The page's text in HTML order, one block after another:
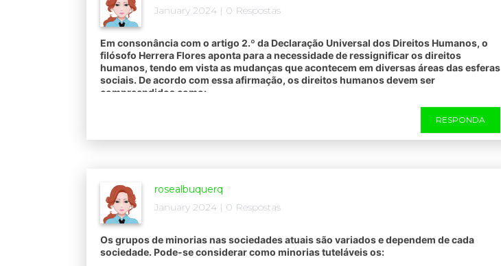
January 2024 | 0 Respostas
Em consonância com o artigo 2.º da Declaração Universal dos Direitos Humanos, o
filósofo Herrera Flores aponta para a necessidade de ressignificar os direitos
humanos, tendo em vista as mudanças que acontecem em diversas áreas das esferas
sociais. De acordo com essa afirmação, os direitos humanos devem ser
compreendidos como:
RESPONDA
rosealbuquerq
January 2024 | 0 Respostas
Os grupos de minorias nas sociedades atuais são variados e dependem de cada
sociedade. Pode-se considerar como minorias tuteláveis os: